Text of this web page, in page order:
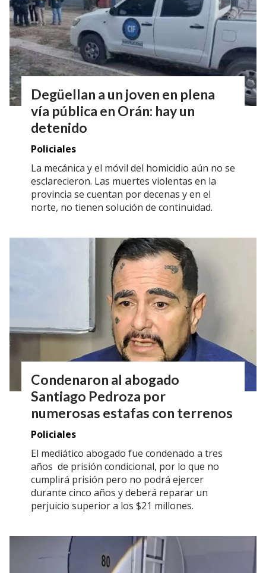
Degüellan a un joven en plena
vía pública en Orán: hay un
detenido
Policiales
La mecánica y el móvil del homicidio aún no se
esclarecieron. Las muertes violentas en la
provincia se cuentan por decenas y en el
norte, no tienen solución de continuidad.
Condenaron al abogado
Santiago Pedroza por
numerosas estafas con terrenos
Policiales
El mediático abogado fue condenado a tres
años de prisión condicional, por lo que no
cumplirá prisión pero no podrá ejercer
durante cinco años y deberá reparar un
perjuicio superior a los $21 millones.